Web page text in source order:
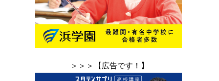
＞＞＞【広告です！】